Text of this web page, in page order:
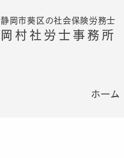
静岡市葵区の社会保険労務士
岡村社労士事務所
ボタン
ホーム